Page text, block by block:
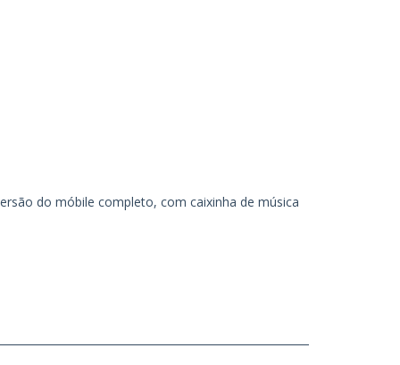
do móbile completo, com caixinha de música